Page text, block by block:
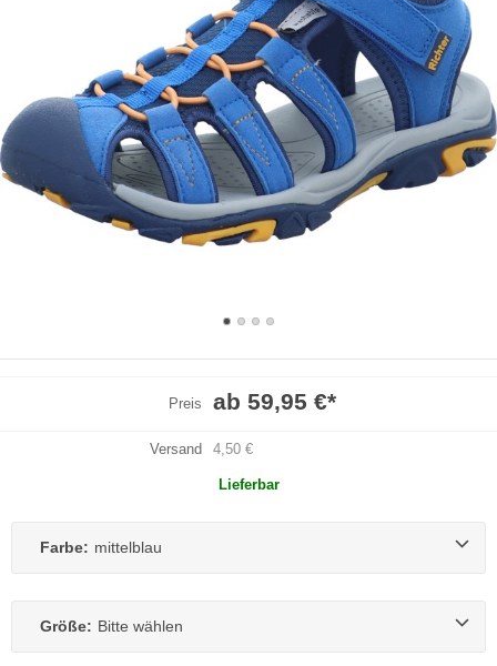
Preis ab 59,95 €*
Versand 4,50 €
Lieferbar
Farbe: mittelblau
Größe: Bitte wählen